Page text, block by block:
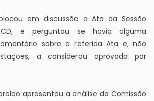
em discussão a Ata da Sessão
e perguntou se havia alguma
sobre a referida Ata e, não
a considerou aprovada por
apresentou a análise da Comissão